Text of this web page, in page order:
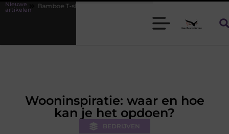
Nieuwe
artikelen
T-shirts voor heren die koel blijven
Wooninspiratie: waar en hoe
kan je het opdoen?
BEDRIJVEN